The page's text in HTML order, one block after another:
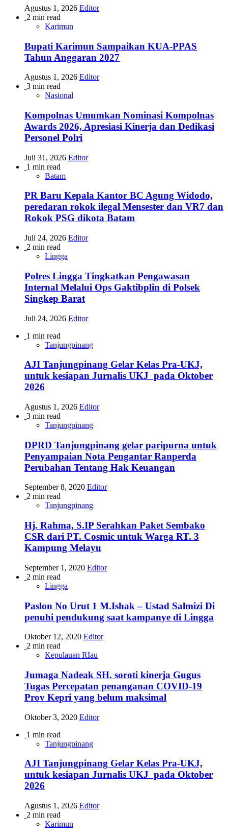
Agustus 1, 2026 Editor
2 min read
Karimun
Bupati Karimun Sampaikan KUA-PPAS
Tahun Anggaran 2027
Agustus 1, 2026 Editor
3 min read
Nasional
Kompolnas Umumkan Nominasi Kompolnas
Awards 2026, Apresiasi Kinerja dan Dedikasi
Personel Polri
Juli 31, 2026 Editor
1 min read
Batam
PR Baru Kepala Kantor BC Agung Widodo,
peredaran rokok ilegal Mensester dan VR7 dan
Rokok PSG dikota Batam
Juli 24, 2026 Editor
2 min read
Lingga
Polres Lingga Tingkatkan Pengawasan
Internal Melalui Ops Gaktibplin di Polsek
Singkep Barat
Juli 24, 2026 Editor
1 min read
Tanjungpinang
AJI Tanjungpinang Gelar Kelas Pra-UKJ,
untuk kesiapan Jurnalis UKJ pada Oktober
2026
Agustus 1, 2026 Editor
3 min read
Tanjungpinang
DPRD Tanjungpinang gelar paripurna untuk
Penyampaian Nota Pengantar Ranperda
Perubahan Tentang Hak Keuangan
September 8, 2020 Editor
2 min read
Tanjungpinang
Hj. Rahma, S.IP Serahkan Paket Sembako
CSR dari PT. Cosmic untuk Warga RT. 3
Kampung Melayu
September 1, 2020 Editor
2 min read
Lingga
Paslon No Urut 1 M.Ishak – Ustad Salmizi Di
penuhi pendukung saat kampanye di Lingga
Oktober 12, 2020 Editor
2 min read
Kepulauan RIau
Jumaga Nadeak SH. soroti kinerja Gugus
Tugas Percepatan penanganan COVID-19
Prov Kepri yang belum maksimal
Oktober 3, 2020 Editor
1 min read
Tanjungpinang
AJI Tanjungpinang Gelar Kelas Pra-UKJ,
untuk kesiapan Jurnalis UKJ pada Oktober
2026
Agustus 1, 2026 Editor
2 min read
Karimun